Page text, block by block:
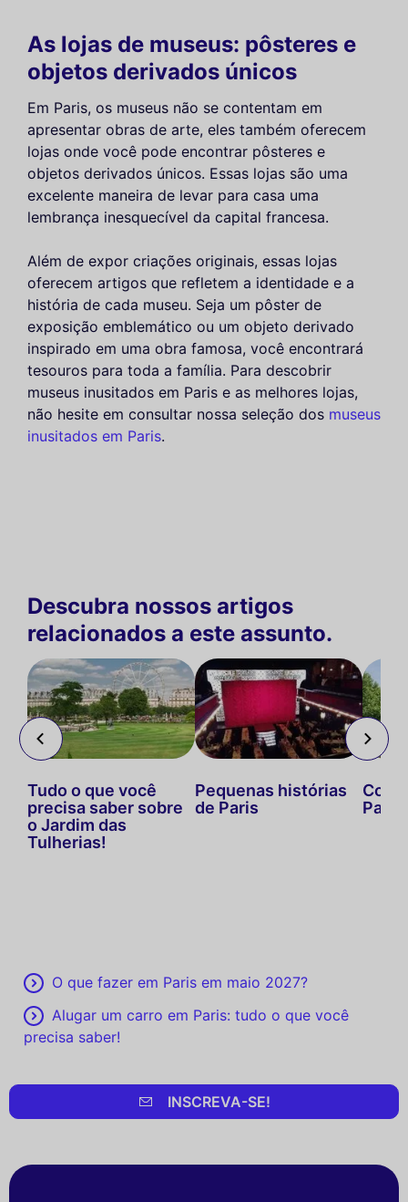
As lojas de museus: pôsteres e
objetos derivados únicos
Em Paris, os museus não se contentam em
apresentar obras de arte, eles também oferecem
lojas onde você pode encontrar pôsteres e
objetos derivados únicos. Essas lojas são uma
excelente maneira de levar para casa uma
lembrança inesquecível da capital francesa.
Além de expor criações originais, essas lojas
oferecem artigos que refletem a identidade e a
história de cada museu. Seja um pôster de
exposição emblemático ou um objeto derivado
inspirado em uma obra famosa, você encontrará
tesouros para toda a família. Para descobrir
museus inusitados em Paris e as melhores lojas,
não hesite em consultar nossa seleção dos museus
inusitados em Paris.
Descubra nossos artigos
relacionados a este assunto.
Tudo o que você
precisa saber sobre
o Jardim das
Tulherias!
Pequenas histórias
de Paris
Paris
O que fazer em Paris em maio 2027?
Alugar um carro em Paris: tudo o que você
precisa saber!
INSCREVA-SE!